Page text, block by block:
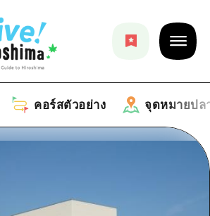
คอร์สตัวอย่าง จุดหมายปล
ตัวอย่าง